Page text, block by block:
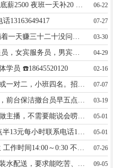
06-22
13163649417 07-27
03-30
望奎金坳泉洗浴现招聘:收银员，女宾服务员，男宾服务员，看门工，房嫂，休闲大厅服务员，电话:/15145721721 04-29
学员 ☎️18645520120 02-16
07-07
03-19
免费招主播，成熟主播带你做主播，不需要能说会唠，有人教，有人帮，有人带时间自由，宝妈，兼职人群都可以，绿色平台，健康直播，下播提现， 微信13199399011 05-01
05-01
07-26
09-05